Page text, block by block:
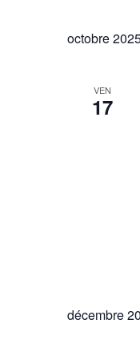
octobre
VEN
17
décembre